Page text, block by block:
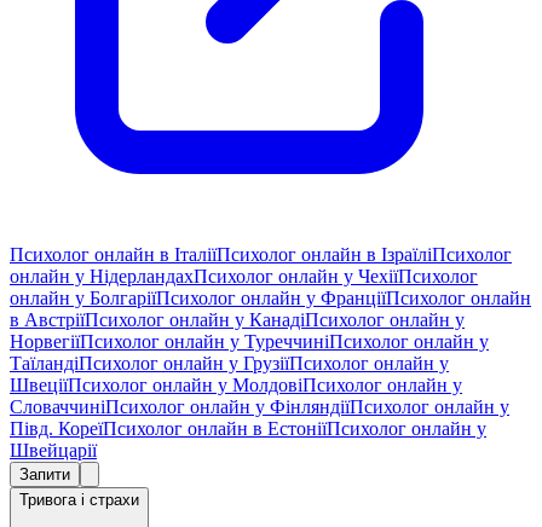
Психолог онлайн в ІталіїПсихолог онлайн в ІзраїліПсихолог
онлайн у НідерландахПсихолог онлайн у ЧехіїПсихолог
онлайн у БолгаріїПсихолог онлайн у ФранціїПсихолог онлайн
в АвстріїПсихолог онлайн у КанадіПсихолог онлайн у
НорвегіїПсихолог онлайн у ТуреччиніПсихолог онлайн у
ТаїландіПсихолог онлайн у ГрузіїПсихолог онлайн у
ШвеціїПсихолог онлайн у МолдовіПсихолог онлайн у
СловаччиніПсихолог онлайн у ФінляндіїПсихолог онлайн у
Півд. КореїПсихолог онлайн в ЕстоніїПсихолог онлайн у
Швейцарії
Запити
Тривога і страхи